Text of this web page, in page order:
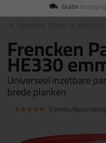
Gratisbezorging
Frencken
HE330
Universeel inzetbare
brede planken
3